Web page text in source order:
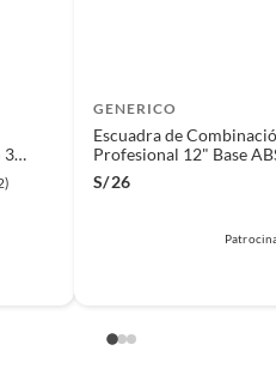
3
GENERICO
Escuadra de
Profesional 12" Base
Crossmaster - 9932186
S/26